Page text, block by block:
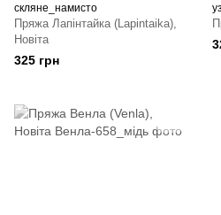
скляне_намисто
Пряжа Лапінтайка (Lapintaika),
Новіта
325 грн